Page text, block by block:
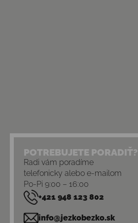
POTREBUJETE PORADIŤ?
Radi vám poradíme
telefonicky alebo e-mailom
Po-Pi 9:00 – 16:00
+421 948 123 802
info@jezkobezko.sk